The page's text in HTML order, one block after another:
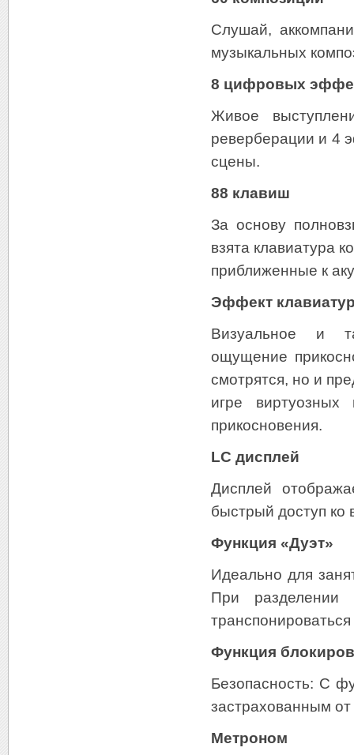
Слушай,
музыкальных
8 цифровых
Живое
реверберации и 4
сцены.
88 клавиш
За основу
взята клавиатура
приближенные к
Эффект
Визуальное и
ощущение
смотрятся, но и
игре виртуозных
прикосновения.
LC дисплей
Дисплей
быстрый доступ ко
Функция «Дуэт»
Идеально для
При
Функция
Безопасность: С
застрахованным
Метроном